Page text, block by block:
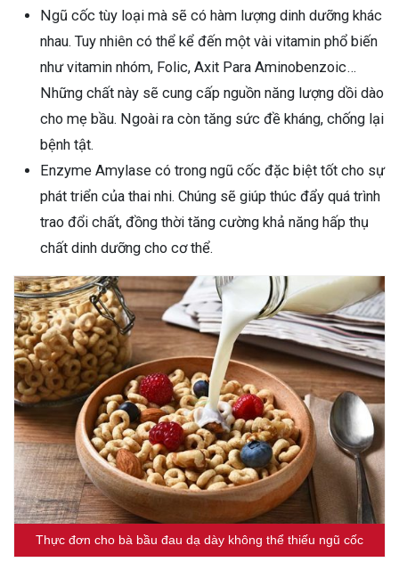
Ngũ cốc tùy loại mà sẽ có hàm lượng dinh dưỡng khác
nhau. Tuy nhiên có thể kể đến một vài vitamin phổ biến
như vitamin nhóm, Folic, Axit Para Aminobenzoic…
Những chất này sẽ cung cấp nguồn năng lượng dồi dào
cho mẹ bầu. Ngoài ra còn tăng sức đề kháng, chống lại
bệnh tật.
Enzyme Amylase có trong ngũ cốc đặc biệt tốt cho sự
phát triển của thai nhi. Chúng sẽ giúp thúc đẩy quá trình
trao đổi chất, đồng thời tăng cường khả năng hấp thụ
chất dinh dưỡng cho cơ thể.
Thực đơn cho bà bầu đau dạ dày không thể thiếu ngũ cốc